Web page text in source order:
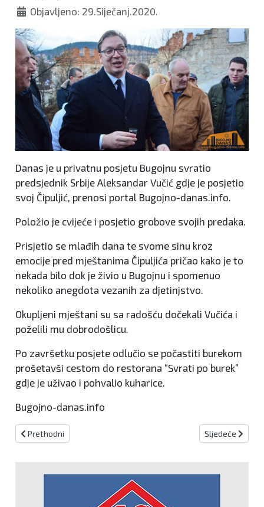
Objavljeno: 29.Siječanj.2020.
Danas je u privatnu posjetu Bugojnu svratio
predsjednik Srbije Aleksandar Vučić gdje je posjetio
svoj Čipuljić, prenosi portal Bugojno-danas.info.
Položio je cvijeće i posjetio grobove svojih predaka.
Prisjetio se mlađih dana te svome sinu kroz
emocije pred mještanima Čipuljića pričao kako je to
nekada bilo dok je živio u Bugojnu i spomenuo
nekoliko anegdota vezanih za djetinjstvo.
Okupljeni mještani su sa radošću dočekali Vučića i
poželili mu dobrodošlicu.
Po završetku posjete odlučio se počastiti burekom
prošetavši cestom do restorana “Svrati po burek”
gdje je uživao i pohvalio kuharice.
Bugojno-danas.info
Prethodni članak: Općina Kiseljak traži izmjene Zakona o
Prethodni Sljedeći
Sljedeće